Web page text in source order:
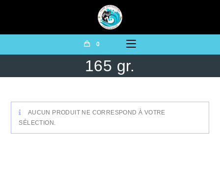
0
165 gr.
AUCUN PRODUIT NE CORRESPOND À VOTRE
SÉLECTION.